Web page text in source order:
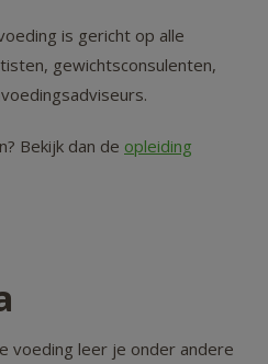
is gericht op alle
gewichtsconsulenten,
Bekijk dan de opleiding
voeding leer je onder andere